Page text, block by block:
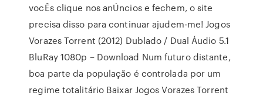
vocÊs clique nos anÚncios e fechem, o site
precisa disso para continuar ajudem-me! Jogos
Vorazes Torrent (2012) Dublado / Dual Áudio 5.1
BluRay 1080p – Download Num futuro distante,
boa parte da população é controlada por um
regime totalitário Baixar Jogos Vorazes Torrent